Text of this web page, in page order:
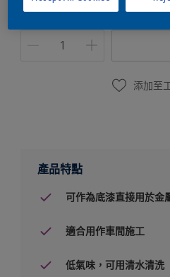
添加至
產品特點
可作為底漆直接用於金
適合用作車間施工
低氣味，可用清水清洗